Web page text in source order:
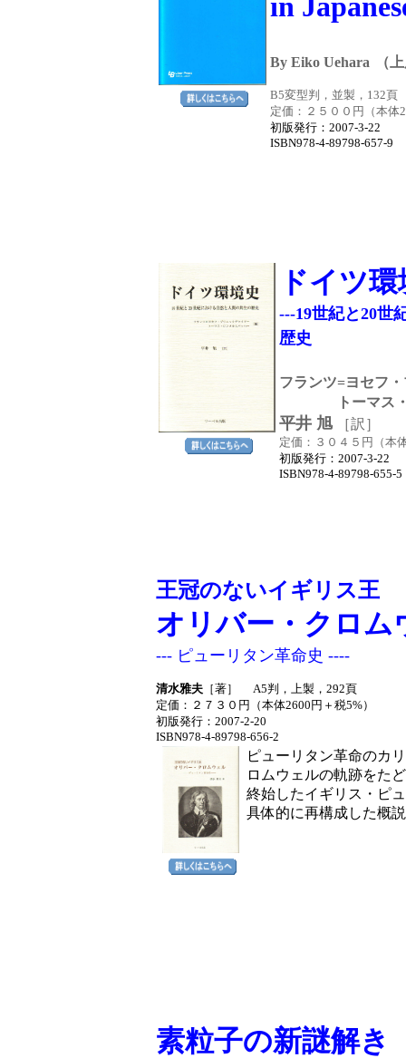
By Eiko Uehara （
B5変型判，並製，132頁
定価：２５００円（本体
初版発行：2007-3-
ISBN978-4-89798-657-9
ドイツ
---19世紀と20世
歴史
フランツ=ヨセフ
トーマス・ロ
平井 旭［訳］
定価：３０４５円（
初版発行：2007-
ISBN978-4-89798-655-5
王冠のないイギリス王
オリバー・クロム
--- ピューリタン革命史 ----
清水雅夫［著］ A5判，上製，292頁
定価：２７３０円（本体2600円＋税5%）
初版発行：2007-2-20
ISBN978-4-89798-656-2
ピューリタン革命のカ
ロムウェルの軌跡をた
終始したイギリス・ピ
具体的に再構成した概
素粒子の新謎解き